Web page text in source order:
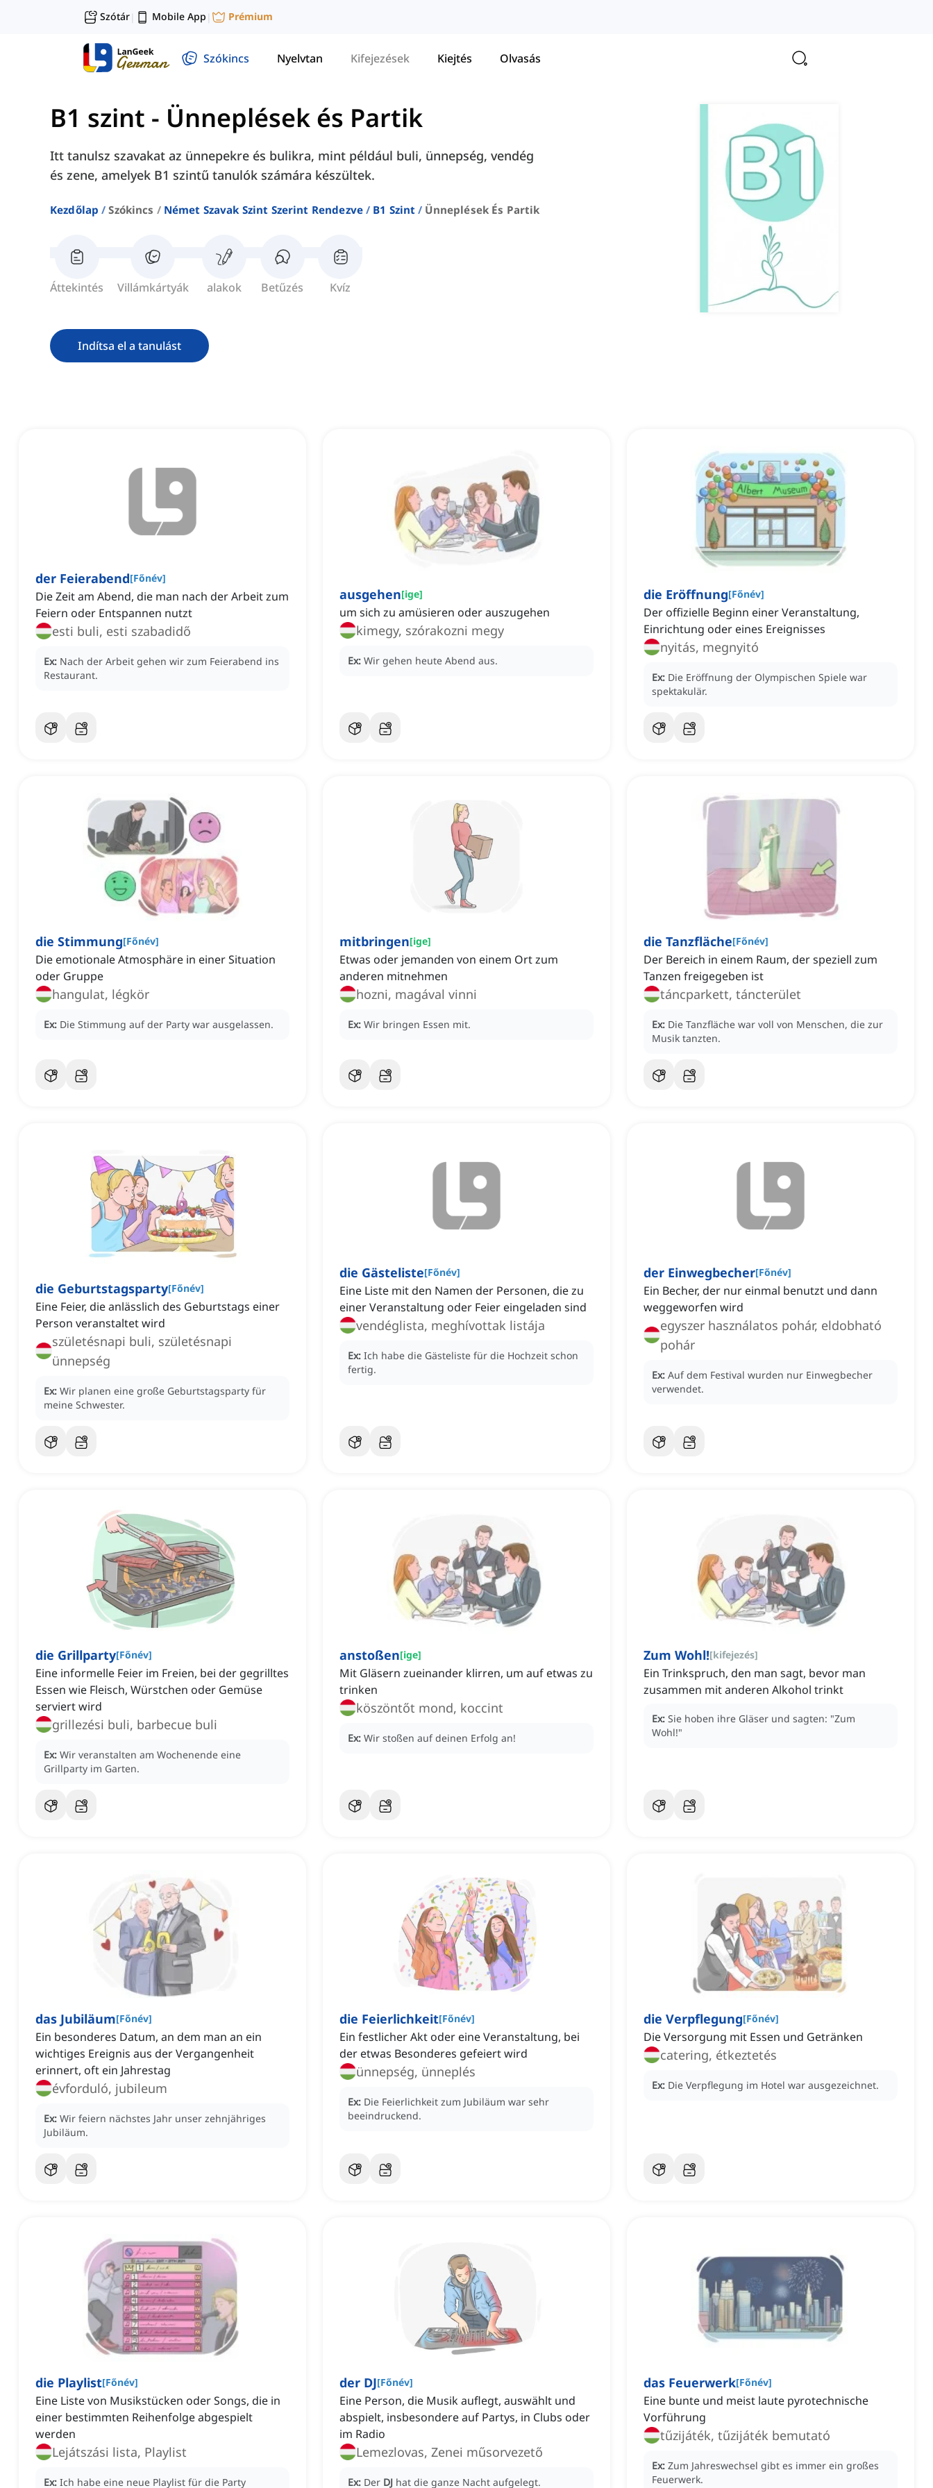
Szótár| Mobile App | Prémium
Szókincs Nyelvtan Kifejezések Kiejtés Olvasás
B1 szint - Ünneplések és Partik
Itt tanulsz szavakat az ünnepekre és bulikra, mint például buli, ünnepség, vendég
és zene, amelyek B1 szintű tanulók számára készültek.
Kezdőlap Szókincs Német Szavak Szint Szerint Rendezve B1 Szint Ünneplések És Partik
Áttekintés Villámkártyák alakok Betűzés Kvíz
Indítsa el a tanulást
der Feierabend[Főnév]
Die Zeit am Abend, die man nach der Arbeit zum
Feiern oder Entspannen nutzt
esti buli, esti szabadidő
Ex: Nach der Arbeit gehen wir zum Feierabend ins
Restaurant.
ausgehen[ige]
um sich zu amüsieren oder auszugehen
kimegy, szórakozni megy
Ex: Wir gehen heute Abend aus.
die Eröffnung[Főnév]
Der offizielle Beginn einer Veranstaltung,
Einrichtung oder eines Ereignisses
nyitás, megnyitó
Ex: Die Eröffnung der Olympischen Spiele war
spektakulär.
die Stimmung[Főnév]
Die emotionale Atmosphäre in einer Situation
oder Gruppe
hangulat, légkör
Ex: Die Stimmung auf der Party war ausgelassen.
mitbringen[ige]
Etwas oder jemanden von einem Ort zum
anderen mitnehmen
hozni, magával vinni
Ex: Wir bringen Essen mit.
die Tanzfläche[Főnév]
Der Bereich in einem Raum, der speziell zum
Tanzen freigegeben ist
táncparkett, táncterület
Ex: Die Tanzfläche war voll von Menschen, die zur
Musik tanzten.
die Geburtstagsparty[Főnév]
Eine Feier, die anlässlich des Geburtstags einer
Person veranstaltet wird
születésnapi buli, születésnapi
ünnepség
Ex: Wir planen eine große Geburtstagsparty für
meine Schwester.
die Gästeliste[Főnév]
Eine Liste mit den Namen der Personen, die zu
einer Veranstaltung oder Feier eingeladen sind
vendéglista, meghívottak listája
Ex: Ich habe die Gästeliste für die Hochzeit schon
fertig.
der Einwegbecher[Főnév]
Ein Becher, der nur einmal benutzt und dann
weggeworfen wird
egyszer használatos pohár, eldobható
pohár
Ex: Auf dem Festival wurden nur Einwegbecher
verwendet.
die Grillparty[Főnév]
Eine informelle Feier im Freien, bei der gegrilltes
Essen wie Fleisch, Würstchen oder Gemüse
serviert wird
grillezési buli, barbecue buli
Ex: Wir veranstalten am Wochenende eine
Grillparty im Garten.
anstoßen[ige]
Mit Gläsern zueinander klirren, um auf etwas zu
trinken
köszöntőt mond, koccint
Ex: Wir stoßen auf deinen Erfolg an!
Zum Wohl![kifejezés]
Ein Trinkspruch, den man sagt, bevor man
zusammen mit anderen Alkohol trinkt
Ex: Sie hoben ihre Gläser und sagten: "Zum
Wohl!"
das Jubiläum[Főnév]
Ein besonderes Datum, an dem man an ein
wichtiges Ereignis aus der Vergangenheit
erinnert, oft ein Jahrestag
évforduló, jubileum
Ex: Wir feiern nächstes Jahr unser zehnjähriges
Jubiläum.
die Feierlichkeit[Főnév]
Ein festlicher Akt oder eine Veranstaltung, bei
der etwas Besonderes gefeiert wird
ünnepség, ünneplés
Ex: Die Feierlichkeit zum Jubiläum war sehr
beeindruckend.
die Verpflegung[Főnév]
Die Versorgung mit Essen und Getränken
catering, étkeztetés
Ex: Die Verpflegung im Hotel war ausgezeichnet.
die Playlist[Főnév]
Eine Liste von Musikstücken oder Songs, die in
einer bestimmten Reihenfolge abgespielt
werden
Lejátszási lista, Playlist
Ex: Ich habe eine neue Playlist für die Party
der DJ[Főnév]
Eine Person, die Musik auflegt, auswählt und
abspielt, insbesondere auf Partys, in Clubs oder
im Radio
Lemezlovas, Zenei műsorvezető
Ex: Der DJ hat die ganze Nacht aufgelegt.
das Feuerwerk[Főnév]
Eine bunte und meist laute pyrotechnische
Vorführung
tűzijáték, tűzijáték bemutató
Ex: Zum Jahreswechsel gibt es immer ein großes
Feuerwerk.